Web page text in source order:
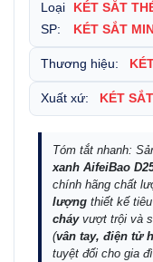
Loại
SP:
KÉT SẮT
KÉT SẮT MINI
Thương hiệu:
Xuất xứ: KÉT
Tóm tắt nhanh:
xanh AifeiBao
chính hãng chất
lượng thiết kế
cháyvượt trội và
(vân tay, điện tử
tuyệt đối cho gia